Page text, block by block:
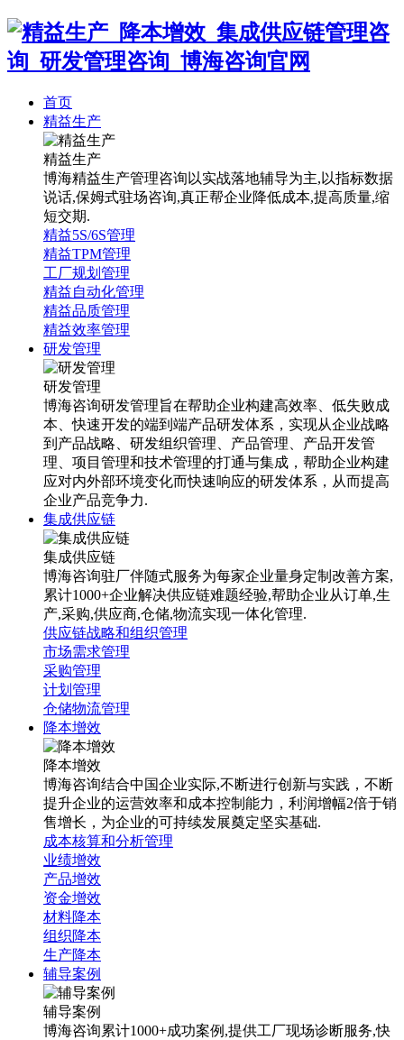
首页
精益生产
精益生产
博海精益生产管理咨询以实战落地辅导为主,以指标数据
说话,保姆式驻场咨询,真正帮企业降低成本,提高质量,缩
短交期.
精益5S/6S管理
精益TPM管理
工厂规划管理
精益自动化管理
精益品质管理
精益效率管理
研发管理
研发管理
博海咨询研发管理旨在帮助企业构建高效率、低失败成
本、快速开发的端到端产品研发体系，实现从企业战略
到产品战略、研发组织管理、产品管理、产品开发管
理、项目管理和技术管理的打通与集成，帮助企业构建
应对内外部环境变化而快速响应的研发体系，从而提高
企业产品竞争力.
集成供应链
集成供应链
博海咨询驻厂伴随式服务为每家企业量身定制改善方案,
累计1000+企业解决供应链难题经验,帮助企业从订单,生
产,采购,供应商,仓储,物流实现一体化管理.
供应链战略和组织管理
市场需求管理
采购管理
计划管理
仓储物流管理
降本增效
降本增效
博海咨询结合中国企业实际,不断进行创新与实践，不断
提升企业的运营效率和成本控制能力，利润增幅2倍于销
售增长，为企业的可持续发展奠定坚实基础.
成本核算和分析管理
业绩增效
产品增效
资金增效
材料降本
组织降本
生产降本
辅导案例
辅导案例
博海咨询累计1000+成功案例,提供工厂现场诊断服务,快